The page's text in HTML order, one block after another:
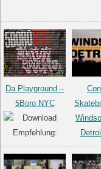
Da Playground –
5Boro NYC